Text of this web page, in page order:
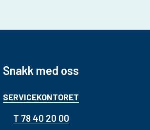
Snakk med oss
SERVICEKONTORET
T 78 40 20 00